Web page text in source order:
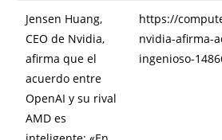
Jensen Huang,
CEO de Nvidia,
afirma que el
acuerdo entre
OpenAI y su rival
AMD es
https://
nvidia-afirma-
ingenioso-